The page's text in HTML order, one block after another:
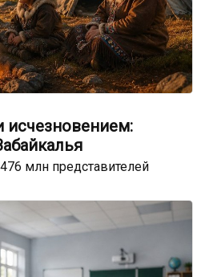
исчезновением:
млн представителей